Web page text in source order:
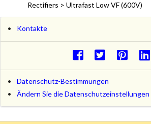
Rectifiers > Ultrafast Low VF (600V)
Kontakte
Datenschutz-Bestimmungen
Ändern Sie die Datenschutzeinstellungen